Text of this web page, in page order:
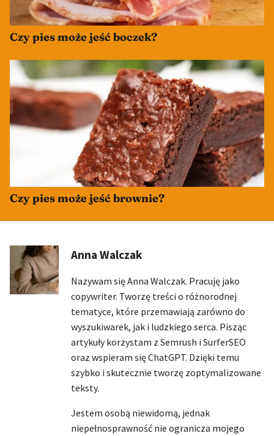
Czy pies może jeść boczek?
Czy pies może jeść brownie?
Anna Walczak
Nazywam się Anna Walczak. Pracuję jako
copywriter. Tworzę treści o różnorodnej
tematyce, które przemawiają zarówno do
wyszukiwarek, jak i ludzkiego serca. Pisząc
artykuły korzystam z Semrush i SurferSEO
oraz wspieram się ChatGPT. Dzięki temu
szybko i skutecznie tworzę zoptymalizowane
teksty.
Jestem osobą niewidomą, jednak
niepełnosprawność nie ogranicza mojego